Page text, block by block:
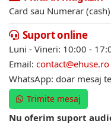
Card sau Numerar (cash)
Suport online
Luni - Vineri: 10:00 -
Email: contact@ehuse.ro
WhatsApp: doar mesaj
Trimite mesaj
Nu oferim suport